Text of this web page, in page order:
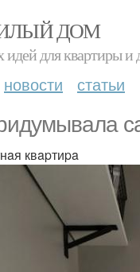
ДОМ
идей для квартиры и
новости статьи
квapтиpa